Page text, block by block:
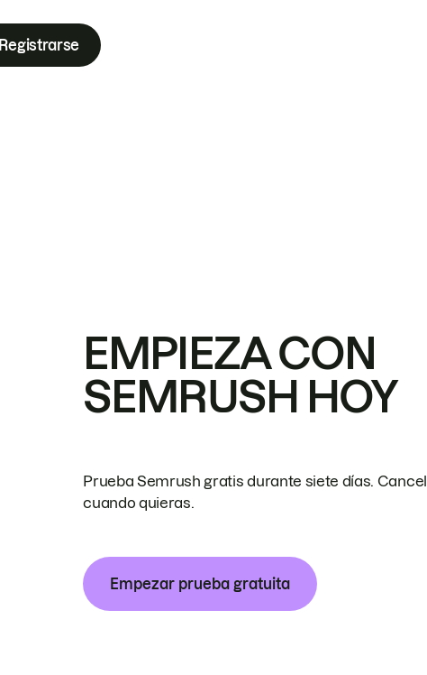
Registrarse
EMPIEZA CON
SEMRUSH HOY
Prueba Semrush gratis durante siete días.
cuando quieras.
Empezar prueba gratuita